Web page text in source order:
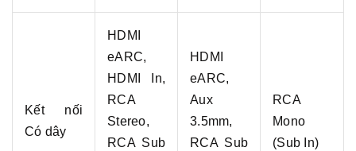
Kết nối
Có dây
HDMI
eARC,
HDMI In,
RCA
Stereo,
RCA Sub
HDMI
eARC,
Aux
3.5mm,
RCA Sub
RCA
Mono
(Sub In)